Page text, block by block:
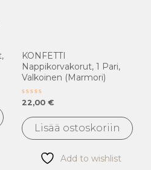
KONFETTI
Nappikorvakorut, 1 Pari,
Valkoinen (marmori)
Arvostelu
tuotteesta:
/
5
22,00 €
Lisää ostoskoriin
Add to wishlist